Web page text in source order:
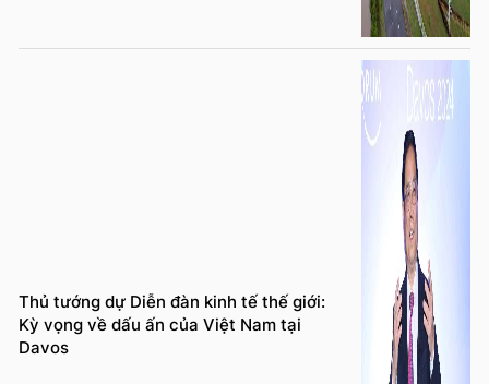
Thủ tướng dự Diễn đàn kinh tế thế giới:
Kỳ vọng về dấu ấn của Việt Nam tại
Davos